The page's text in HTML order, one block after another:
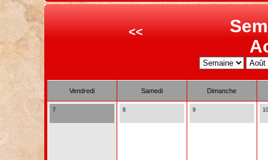
<<
Vendredi Samedi Dimanche
7 8 9 10